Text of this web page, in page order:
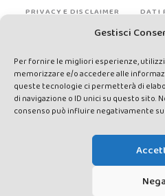
Gestisci
Per fornire le migliori esperienze,
memorizzare e/o accedere alle
queste tecnologie ci permetterà di
di navigazione o ID unici su questo sito.
consenso può influire negativamente
Nega
PRIVACY E DISCLAIMER DATI
rights reserved - Testata registrata
autorizzazione n°1 del 12/04/2014
Cacace - E-mail:
Media Srl – P.IVA e